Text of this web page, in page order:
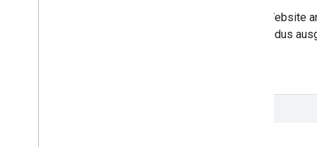
Wenn Sie eine Content Security Policy auf Ihrer Website
zulassen, dass Tag Manager und der Vorschaumodus